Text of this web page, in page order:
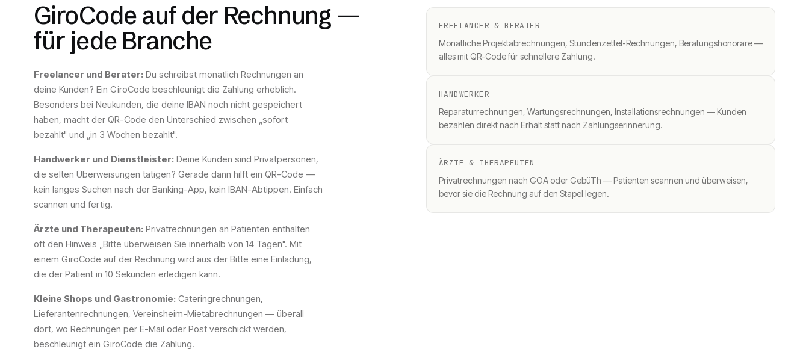
GiroCode auf der Rechnung —
für jede Branche
Freelancer und Berater: Du schreibst monatlich Rechnungen an
deine Kunden? Ein GiroCode beschleunigt die Zahlung erheblich.
Besonders bei Neukunden, die deine IBAN noch nicht gespeichert
haben, macht der QR-Code den Unterschied zwischen „sofort
bezahlt" und „in 3 Wochen bezahlt".
Handwerker und Dienstleister: Deine Kunden sind Privatpersonen,
die selten Überweisungen tätigen? Gerade dann hilft ein QR-Code —
kein langes Suchen nach der Banking-App, kein IBAN-Abtippen. Einfach
scannen und fertig.
Ärzte und Therapeuten: Privatrechnungen an Patienten enthalten
oft den Hinweis „Bitte überweisen Sie innerhalb von 14 Tagen". Mit
einem GiroCode auf der Rechnung wird aus der Bitte eine Einladung,
die der Patient in 10 Sekunden erledigen kann.
Kleine Shops und Gastronomie: Cateringrechnungen,
Lieferantenrechnungen, Vereinsheim-Mietabrechnungen — überall
dort, wo Rechnungen per E-Mail oder Post verschickt werden,
beschleunigt ein GiroCode die Zahlung.
FREELANCER & BERATER
Monatliche Projektabrechnungen, Stundenzettel-Rechnungen, Beratungshonorare —
alles mit QR-Code für schnellere Zahlung.
HANDWERKER
Reparaturrechnungen, Wartungsrechnungen, Installationsrechnungen — Kunden
bezahlen direkt nach Erhalt statt nach Zahlungserinnerung.
ÄRZTE & THERAPEUTEN
Privatrechnungen nach GOÄ oder GebüTh — Patienten scannen und überweisen,
bevor sie die Rechnung auf den Stapel legen.